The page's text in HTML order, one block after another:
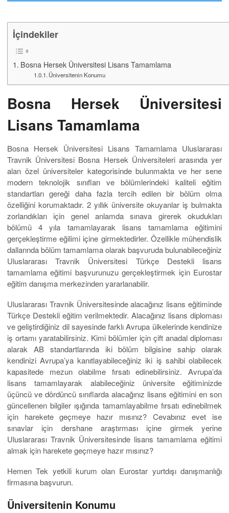
İçindekiler
Bosna Hersek Üniversitesi Lisans Tamamlama
Üniversitenin Konumu
Bosna Hersek Üniversitesi
Lisans Tamamlama
Bosna Hersek Üniversitesi Lisans Tamamlama Uluslararası
Travnik Üniversitesi Bosna Hersek Üniversiteleri arasında yer
alan özel üniversiteler kategorisinde bulunmakta ve her sene
modern teknolojik sınıfları ve bölümlerindeki kaliteli eğitim
standartları gereği daha fazla tercih edilen bir bölüm olma
özelliğini korumaktadır. 2 yıllık üniversite okuyanlar iş bulmakta
zorlandıkları için genel anlamda sınava girerek okudukları
bölümü 4 yıla tamamlayarak lisans tamamlama eğitimini
gerçekleştirme eğilimi içine girmektedirler. Özellikle mühendislik
dallarında bölüm tamamlama olarak başvuruda bulunabileceğiniz
Uluslararası Travnik Üniversitesi Türkçe Destekli lisans
tamamlama eğitimi başvurunuzu gerçekleştirmek için Eurostar
eğitim danışma merkezinden yararlanabilir.
Uluslararası Travnik Üniversitesinde alacağınız lisans eğitiminde
Türkçe Destekli eğitim verilmektedir. Alacağınız lisans diploması
ve geliştirdiğiniz dil sayesinde farklı Avrupa ülkelerinde kendinize
iş ortamı yaratabilirsiniz. Kimi bölümler için çift anadal diploması
alarak AB standartlarında iki bölüm bilgisine sahip olarak
kendinizi Avrupa’ya kanıtlayabileceğiniz iki iş sahibi olabilecek
kapasitede mezun olabilme fırsatı edinebilirsiniz. Avrupa’da
lisans tamamlayarak alabileceğiniz üniversite eğitiminizde
üçüncü ve dördüncü sınıflarda alacağınız lisans eğitimini en son
güncellenen bilgiler ışığında tamamlayabilme fırsatı edinebilmek
için harekete geçmeye hazır mısınız? Cevabınız evet ise
sınavlar için dershane araştırması içine girmek yerine
Uluslararası Travnik Üniversitesinde lisans tamamlama eğitimi
almak için harekete geçmeye hazır mısınız?
Hemen Tek yetkili kurum olan Eurostar yurtdışı danışmanlığı
firmasına başvurun.
Üniversitenin Konumu